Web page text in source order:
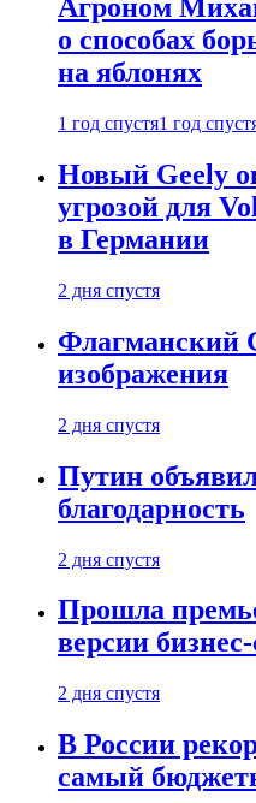
Агроном
о способах
на яблонях
1 год спустя1 год
Новый Geely
угрозой для
в Германии
2 дня спустя
Флагманский
изображения
2 дня спустя
Путин
благодарность
2 дня спустя
Прошла
версии
2 дня спустя
В России
самый